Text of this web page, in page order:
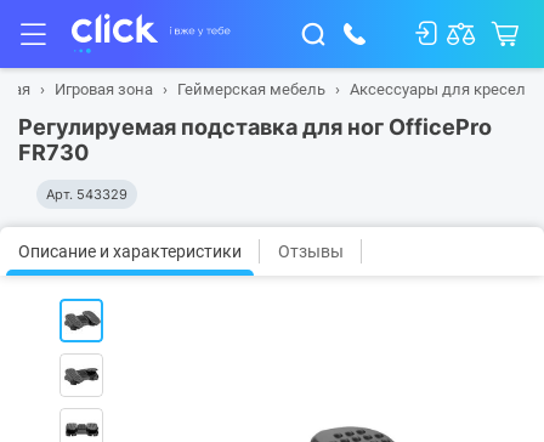
Игровая зона Геймерская мебель Аксессуары для кресел
Регулируемая подставка для ног OfficePro
FR730
Арт. 543329
Описание и характеристики Отзывы